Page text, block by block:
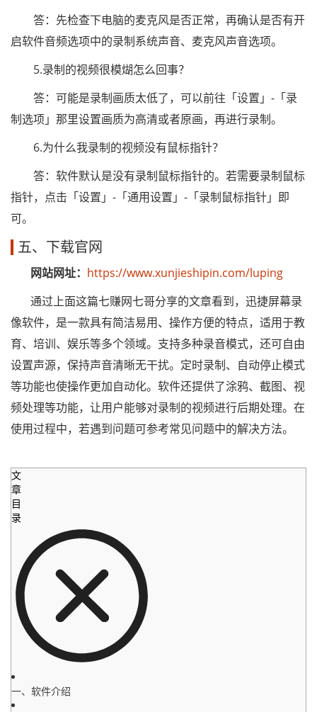
答：先检查下电脑的麦克风是否正常，再确认是否有开
启软件音频选项中的录制系统声音、麦克风声音选项。
5.录制的视频很模煳怎么回事？
答：可能是录制画质太低了，可以前往「设置」-「录
制选项」那里设置画质为高清或者原画，再进行录制。
6.为什么我录制的视频没有鼠标指针？
答：软件默认是没有录制鼠标指针的。若需要录制鼠标
指针，点击「设置」-「通用设置」-「录制鼠标指针」即
可。
五、下载官网
网站网址： https://www.xunjieshipin.com/luping
通过上面这篇七赚网七哥分享的文章看到，迅捷屏幕录
像软件，是一款具有简洁易用、操作方便的特点，适用于教
育、培训、娱乐等多个领域。支持多种录音模式，还可自由
设置声源，保持声音清晰无干扰。定时录制、自动停止模式
等功能也使操作更加自动化。软件还提供了涂鸦、截图、视
频处理等功能，让用户能够对录制的视频进行后期处理。在
使用过程中，若遇到问题可参考常见问题中的解决方法。
文
章
目
录
一、软件介绍